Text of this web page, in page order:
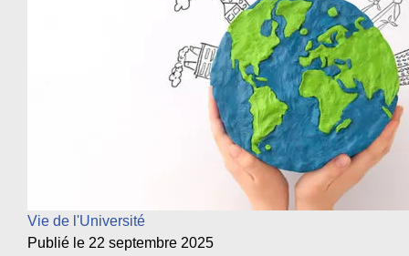
Vie de l'Université
Publié le 22 septembre 2025